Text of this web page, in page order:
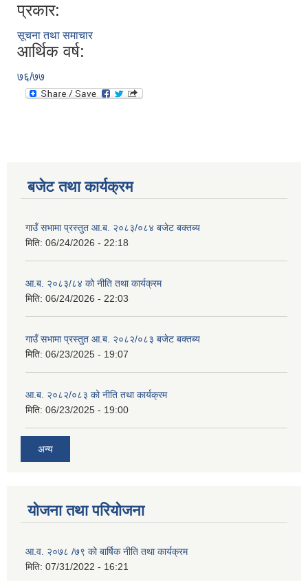
प्रकार:
सूचना तथा समाचार
आर्थिक वर्ष:
७६/७७
बजेट तथा कार्यक्रम
गाउँ सभामा प्रस्तुत आ.ब. २०८३/०८४ बजेट बक्तब्य
मिति: 06/24/2026 - 22:18
आ.ब. २०८३/८४ को नीति तथा कार्यक्रम
मिति: 06/24/2026 - 22:03
गाउँ सभामा प्रस्तुत आ.ब. २०८२/०८३ बजेट बक्तब्य
मिति: 06/23/2025 - 19:07
आ.ब. २०८२/०८३ को नीति तथा कार्यक्रम
मिति: 06/23/2025 - 19:00
अन्य
योजना तथा परियोजना
आ.व. २०७८ /७९ को बार्षिक नीति तथा कार्यक्रम
मिति: 07/31/2022 - 16:21